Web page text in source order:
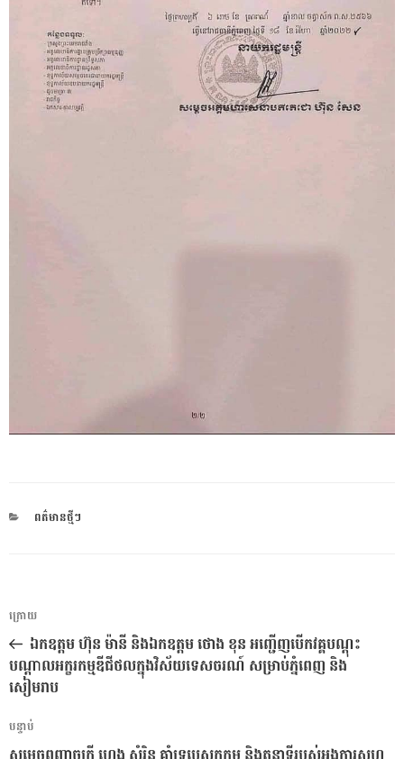
CATEGORIES
ពត៌មានថ្មីៗ
ការ​
នាំទិស​
ប្រកាស
អត្ថបទ
មុន
ក្រោយ
ឯកឧត្តម ហ៊ុន ម៉ានី និងឯកឧត្តម ថោង ខុន អញ្ជើញបើកវគ្គបណ្ដុះ
បណ្ដាលអក្ខរកម្មឌីជីថលក្នុងវិស័យទេសចរណ៍ សម្រាប់ភ្នំពេញ និង
សៀមរាប
អត្ថបទ
បន្ទាប់
បន្ទាប់